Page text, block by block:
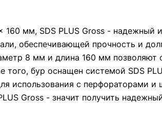
160 мм, SDS PLUS Gross -
обеспечивающей прочность и
8 мм и длина 160 мм позволяют
того, бур оснащен системой SDS
использования с перфораторами
Gross - значит получить